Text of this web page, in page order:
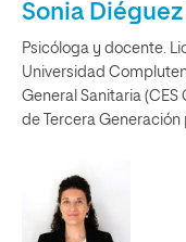
Sonia
Psicóloga y docente.
Universidad
General Sanitaria (CES
de Tercera Generación